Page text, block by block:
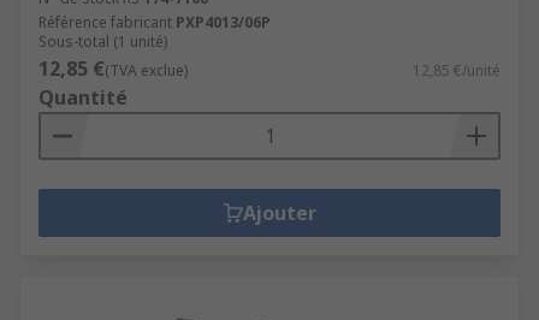
Référence fabricant PXP4013/06P
Sous-total (1 unité)
12,85 €(TVA exclue) 12,85 €/unité
Quantité
Ajouter